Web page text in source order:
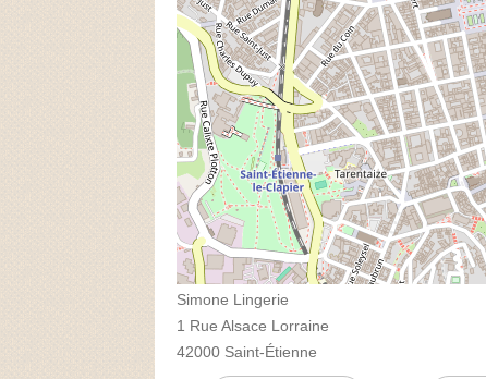
Simone Lingerie
1 Rue Alsace Lorraine
42000 Saint-Étienne